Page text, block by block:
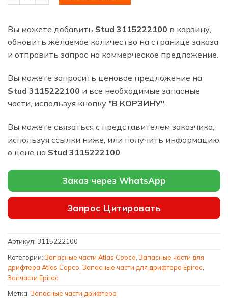
Вы можете добавить Stud 3115222100 в корзину,
обновить желаемое количество на странице заказа
и отправить запрос на коммерческое предложение.
Вы можете запросить ценовое предложение на
Stud 3115222100 и все необходимые запасные
части, используя кнопку "В КОРЗИНУ".
Вы можете связаться с представителем заказчика,
используя ссылки ниже, или получить информацию
о цене на Stud 3115222100.
Заказ через WhatsApp
Запрос Цитировать
Артикул: 3115222100
Категории: Запасные части Atlas Copco Запасные части для
дрифтера Atlas Copco Запасные части для дрифтера Epiroc
Запчасти Epiroc
Метка: Запасные части дрифтера